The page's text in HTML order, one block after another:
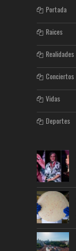
Portada
Raices
Realidades
Conciertos
Vidas
Deportes